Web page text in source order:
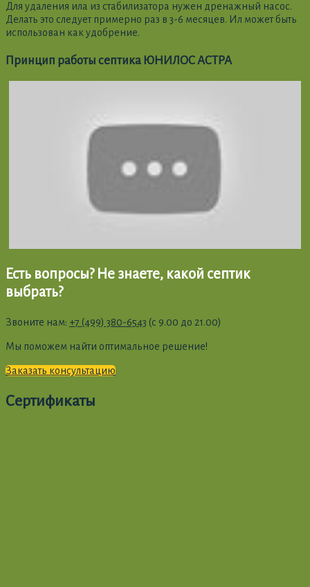
Для удаления ила из стабилизатора нужен дренажный насос.
Делать это следует примерно раз в 3-6 месяцев. Ил может быть
использован как удобрение.
Принцип работы септика ЮНИЛОС АСТРА
Есть вопросы? Не знаете, какой септик
выбрать?
Звоните нам: +7 (499) 380-6543 (с 9.00 до 21.00)
Мы поможем найти оптимальное решение!
Заказать консультацию
Сертификаты